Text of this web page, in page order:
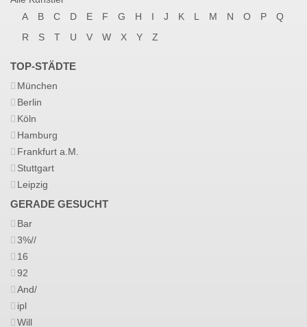
A
B C D E F G H I J K L M N O P
Q
R
S T U V W X Y Z
TOP-STÄDTE
München
Berlin
Köln
Hamburg
Frankfurt a.M.
Stuttgart
Leipzig
GERADE GESUCHT
Bar
3%//
16
92
And/
ipl
Will